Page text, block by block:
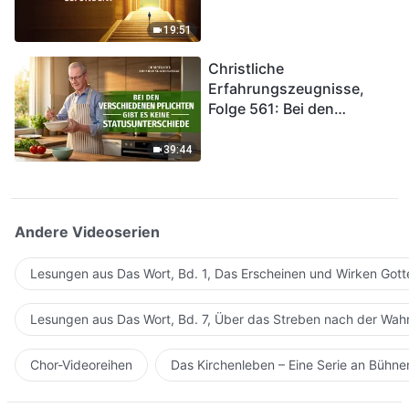
19:51
39:44
Christliche
Erfahrungszeugnisse,
Folge 561: Bei den
Andere Videoserien
Lesungen aus Das Wort, Bd. 1, Das Erscheinen und Wirken
Lesungen aus Das Wort, Bd. 7, Über das Streben nach der
Chor-Videoreihen Das Kirchenleben – Eine Serie an